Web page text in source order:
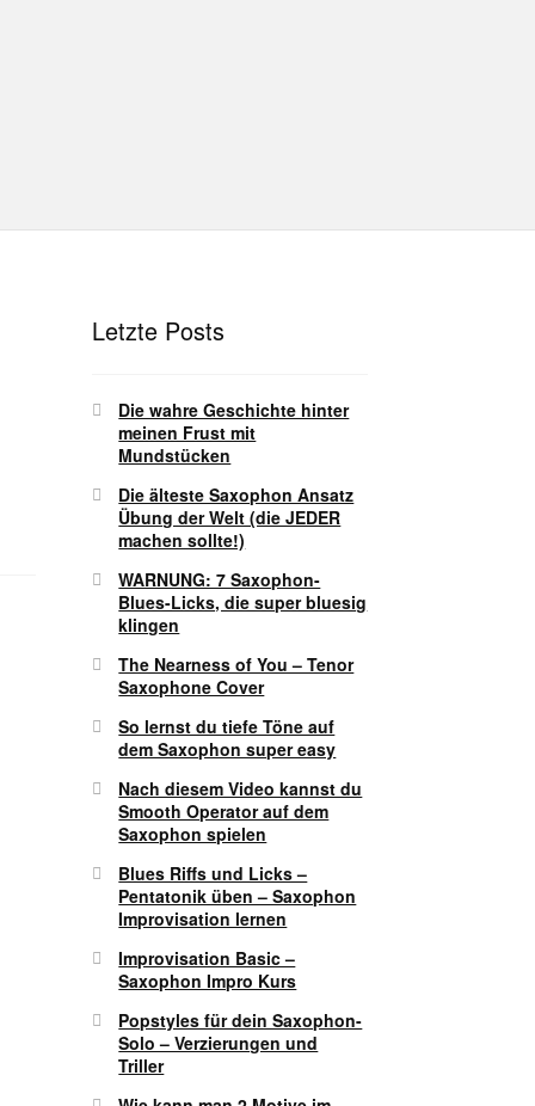
Unterrichtsbedingungen (AGBs)
Letzte Posts
Die wahre Geschichte hinter
meinen Frust mit
Mundstücken
Die älteste Saxophon Ansatz
Übung der Welt (die JEDER
machen sollte!)
WARNUNG: 7 Saxophon-
Blues-Licks, die super bluesig
klingen
The Nearness of You – Tenor
Saxophone Cover
So lernst du tiefe Töne auf
dem Saxophon super easy
Nach diesem Video kannst du
Smooth Operator auf dem
Saxophon spielen
Blues Riffs und Licks –
Pentatonik üben – Saxophon
Improvisation lernen
Improvisation Basic –
Saxophon Impro Kurs
Popstyles für dein Saxophon-
Solo – Verzierungen und
Triller